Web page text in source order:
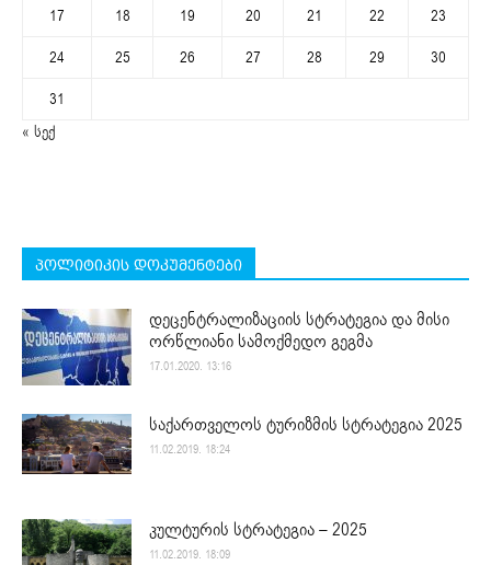
17
18 19 20 21 22
23
24
25 26 27 28 29
30
31
« სექ
პოლიტიკის დოკუმენტები
დეცენტრალიზაციის სტრატეგია და მისი
ორწლიანი სამოქმედო გეგმა
17.01.2020. 13:16
საქართველოს ტურიზმის სტრატეგია 2025
11.02.2019. 18:24
კულტურის სტრატეგია – 2025
11.02.2019. 18:09